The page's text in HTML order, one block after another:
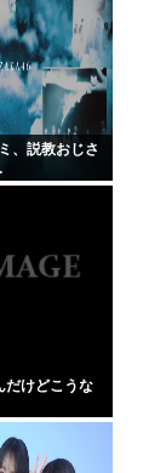
、説教おじさ
だけどこうな